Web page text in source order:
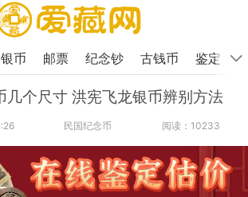
币 邮票 纪念钞 古钱币 鉴定
几个尺寸 洪宪飞龙银币辨别方法
民国纪念币 阅读：10233